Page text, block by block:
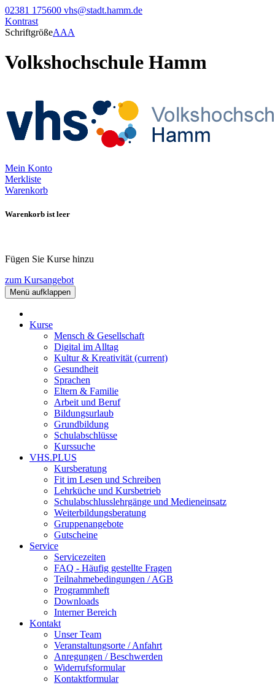
02381 175600 vhs@stadt.hamm.de
Kontrast
SchriftgrößeAAA
Volkshochschule Hamm
Mein Konto
Merkliste
Warenkorb
Warenkorb ist leer
Fügen Sie Kurse hinzu
zum Kursangebot
Menü aufklappen
Kurse
Mensch & Gesellschaft
Digital im Alltag
Kultur & Kreativität (current)
Gesundheit
Sprachen
Eltern & Familie
Arbeit und Beruf
Bildungsurlaub
Grundbildung
Schulabschlüsse
Kurssuche
VHS.PLUS
Kursberatung
Fit im Lesen und Schreiben
Lehrküche und Kursbetrieb
Schulabschlusslehrgänge und Medieneinsatz
Weiterbildungsberatung
Gruppenangebote
Gutscheine
Service
Servicezeiten
FAQ - Häufig gestellte Fragen
Teilnahmebedingungen / AGB
Programmheft
Downloads
Interner Bereich
Kontakt
Unser Team
Veranstaltungsorte / Anfahrt
Anregungen / Beschwerden
Widerrufsformular
Kontaktformular